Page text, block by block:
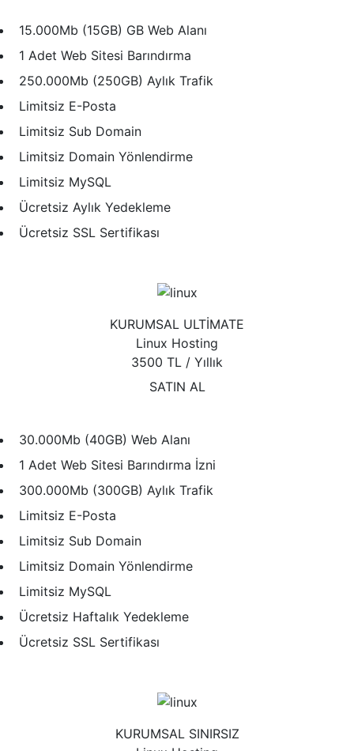
15.000Mb (15GB) GB Web Alanı
1 Adet Web Sitesi Barındırma
250.000Mb (250GB) Aylık Trafik
Limitsiz E-Posta
Limitsiz Sub Domain
Limitsiz Domain Yönlendirme
Limitsiz MySQL
Ücretsiz Aylık Yedekleme
Ücretsiz SSL Sertifikası
KURUMSAL ULTİMATE
Linux Hosting
3500 TL / Yıllık
SATIN AL
30.000Mb (40GB) Web Alanı
1 Adet Web Sitesi Barındırma İzni
300.000Mb (300GB) Aylık Trafik
Limitsiz E-Posta
Limitsiz Sub Domain
Limitsiz Domain Yönlendirme
Limitsiz MySQL
Ücretsiz Haftalık Yedekleme
Ücretsiz SSL Sertifikası
KURUMSAL SINIRSIZ